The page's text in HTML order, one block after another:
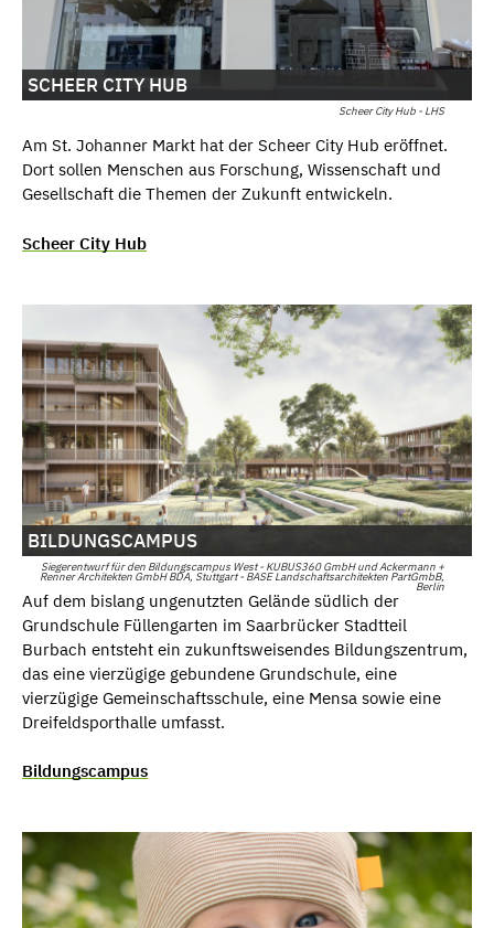
Scheer City Hub - LHS
SCHEER CITY HUB
Am St. Johanner Markt hat der Scheer City Hub eröffnet.
Dort sollen Menschen aus Forschung, Wissenschaft und
Gesellschaft die Themen der Zukunft entwickeln.
Scheer City Hub
Siegerentwurf für den Bildungscampus West - KUBUS360 GmbH und Ackermann +
Renner Architekten GmbH BDA, Stuttgart - BASE Landschaftsarchitekten PartGmbB,
Berlin
BILDUNGSCAMPUS
Auf dem bislang ungenutzten Gelände südlich der
Grundschule Füllengarten im Saarbrücker Stadtteil
Burbach entsteht ein zukunftsweisendes Bildungszentrum,
das eine vierzügige gebundene Grundschule, eine
vierzügige Gemeinschaftsschule, eine Mensa sowie eine
Dreifeldsporthalle umfasst.
Bildungscampus